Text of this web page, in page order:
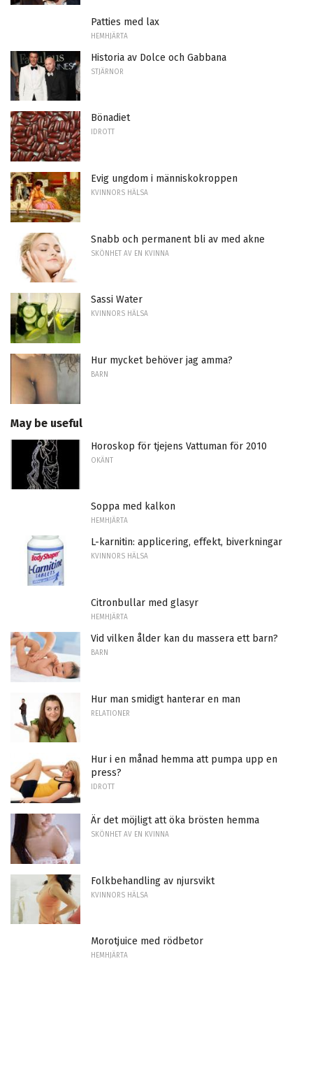
Patties med lax
HEMHJÄRTA
Historia av Dolce och Gabbana
STJÄRNOR
Bönadiet
IDROTT
Evig ungdom i människokroppen
KVINNORS HÄLSA
Snabb och permanent bli av med akne
SKÖNHET AV EN KVINNA
Sassi Water
KVINNORS HÄLSA
Hur mycket behöver jag amma?
BARN
May be useful
Horoskop för tjejens Vattuman för 2010
OKÄNT
Soppa med kalkon
HEMHJÄRTA
L-karnitin: applicering, effekt, biverkningar
KVINNORS HÄLSA
Citronbullar med glasyr
HEMHJÄRTA
Vid vilken ålder kan du massera ett barn?
BARN
Hur man smidigt hanterar en man
RELATIONER
Hur i en månad hemma att pumpa upp en
press?
IDROTT
Är det möjligt att öka brösten hemma
SKÖNHET AV EN KVINNA
Folkbehandling av njursvikt
KVINNORS HÄLSA
Morotjuice med rödbetor
HEMHJÄRTA